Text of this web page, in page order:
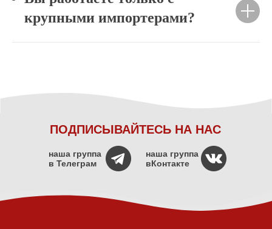
крупными импортерами?
ПОДПИСЫВАЙТЕСЬ НА НАС
наша группа
в Телеграм
наша группа
вКонтакте